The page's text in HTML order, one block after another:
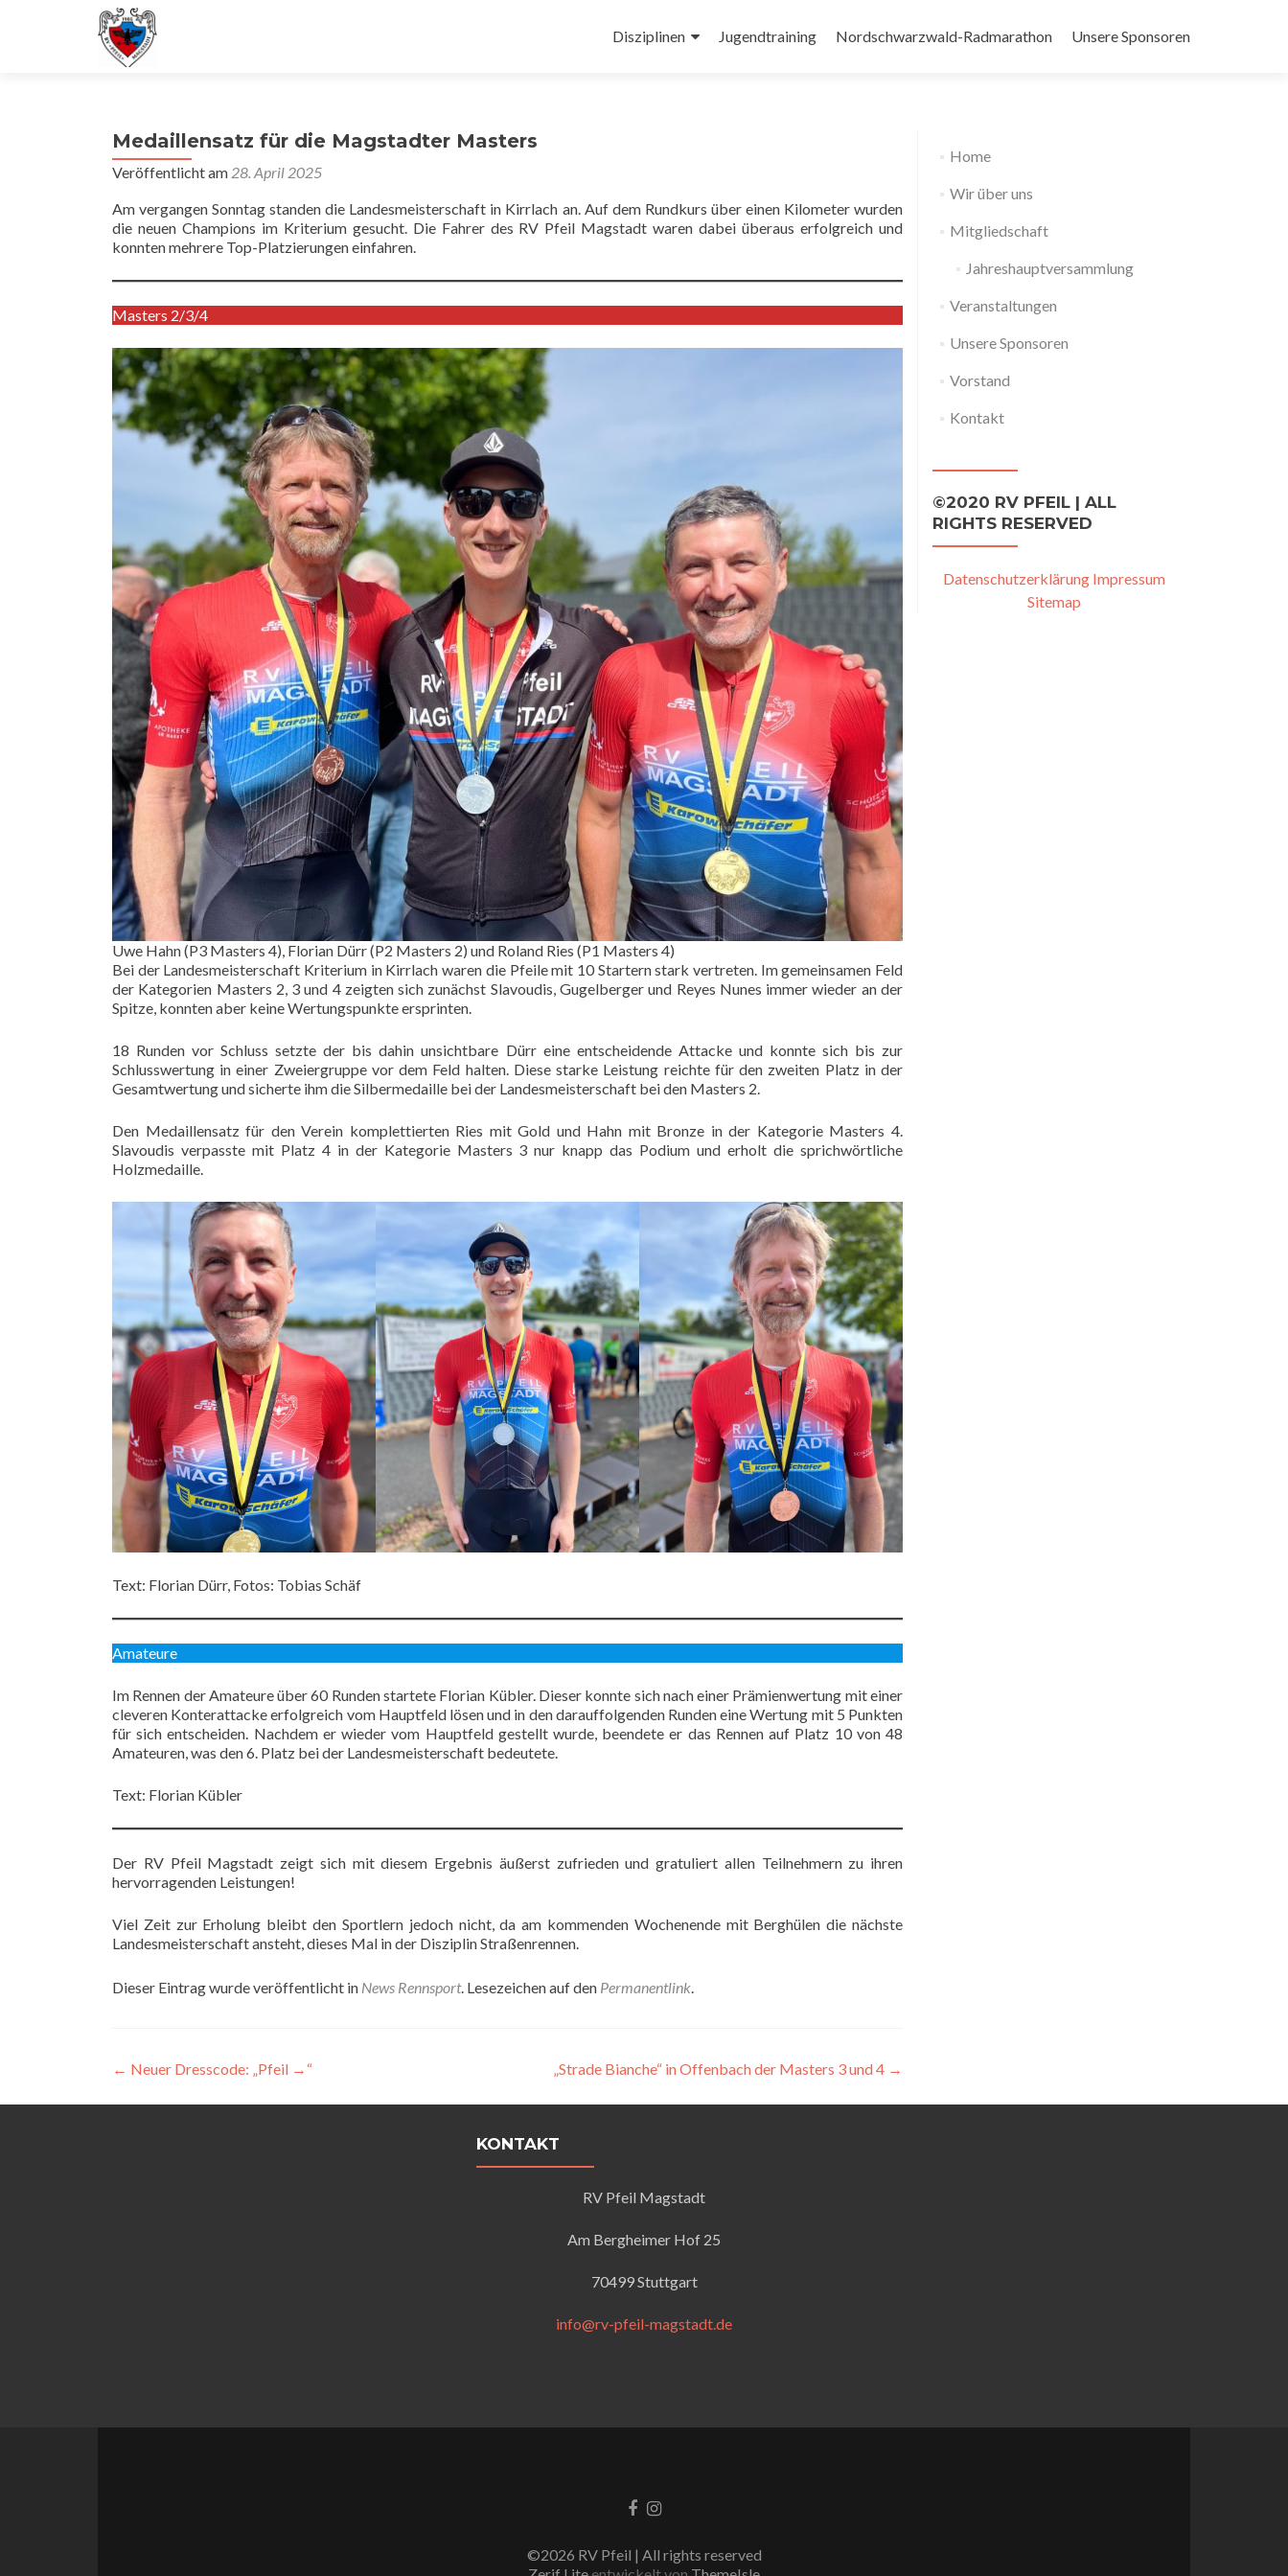
Inhalt
Disziplinen Jugendtraining Nordschwarzwald-Radmarathon Unsere Sponsoren
Medaillensatz für die Magstadter Masters
Veröffentlicht am 28. April 2025
Am vergangen Sonntag standen die Landesmeisterschaft in Kirrlach an. Auf dem Rundkurs über einen Kilometer wurden
die neuen Champions im Kriterium gesucht. Die Fahrer des RV Pfeil Magstadt waren dabei überaus erfolgreich und
konnten mehrere Top-Platzierungen einfahren.
Masters 2/3/4
Uwe Hahn (P3 Masters 4), Florian Dürr (P2 Masters 2) und Roland Ries (P1 Masters 4)
Bei der Landesmeisterschaft Kriterium in Kirrlach waren die Pfeile mit 10 Startern stark vertreten. Im gemeinsamen Feld
der Kategorien Masters 2, 3 und 4 zeigten sich zunächst Slavoudis, Gugelberger und Reyes Nunes immer wieder an der
Spitze, konnten aber keine Wertungspunkte ersprinten.
18 Runden vor Schluss setzte der bis dahin unsichtbare Dürr eine entscheidende Attacke und konnte sich bis zur
Schlusswertung in einer Zweiergruppe vor dem Feld halten. Diese starke Leistung reichte für den zweiten Platz in der
Gesamtwertung und sicherte ihm die Silbermedaille bei der Landesmeisterschaft bei den Masters 2.
Den Medaillensatz für den Verein komplettierten Ries mit Gold und Hahn mit Bronze in der Kategorie Masters 4.
Slavoudis verpasste mit Platz 4 in der Kategorie Masters 3 nur knapp das Podium und erholt die sprichwörtliche
Holzmedaille.
Text: Florian Dürr, Fotos: Tobias Schäf
Amateure
Im Rennen der Amateure über 60 Runden startete Florian Kübler. Dieser konnte sich nach einer Prämienwertung mit einer
cleveren Konterattacke erfolgreich vom Hauptfeld lösen und in den darauffolgenden Runden eine Wertung mit 5 Punkten
für sich entscheiden. Nachdem er wieder vom Hauptfeld gestellt wurde, beendete er das Rennen auf Platz 10 von 48
Amateuren, was den 6. Platz bei der Landesmeisterschaft bedeutete.
Text: Florian Kübler
Der RV Pfeil Magstadt zeigt sich mit diesem Ergebnis äußerst zufrieden und gratuliert allen Teilnehmern zu ihren
hervorragenden Leistungen!
Viel Zeit zur Erholung bleibt den Sportlern jedoch nicht, da am kommenden Wochenende mit Berghülen die nächste
Landesmeisterschaft ansteht, dieses Mal in der Disziplin Straßenrennen.
Dieser Eintrag wurde veröffentlicht in News Rennsport. Lesezeichen auf den Permanentlink.
Beitragsnavigation
← Neuer Dresscode: „Pfeil →“ „Strade Bianche“ in Offenbach der Masters 3 und 4 →
Home
Wir über uns
Mitgliedschaft
Jahreshauptversammlung
Veranstaltungen
Unsere Sponsoren
Vorstand
Kontakt
©2020 RV PFEIL | ALL
RIGHTS RESERVED
Datenschutzerklärung Impressum
Sitemap
KONTAKT
RV Pfeil Magstadt
Am Bergheimer Hof 25
70499 Stuttgart
info@rv-pfeil-magstadt.de
Facebook-
Instagram
©2026 RV Pfeil | All rights reserved